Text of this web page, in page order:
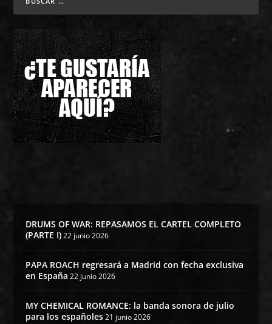
DRUMS OF WAR: REPASAMOS EL CARTEL COMPLETO
(PARTE I) 22 junio 2026
PAPA ROACH regresará a Madrid con fecha exclusiva
en España 22 junio 2026
MY CHEMICAL ROMANCE: la banda sonora de julio
para los españoles 21 junio 2026